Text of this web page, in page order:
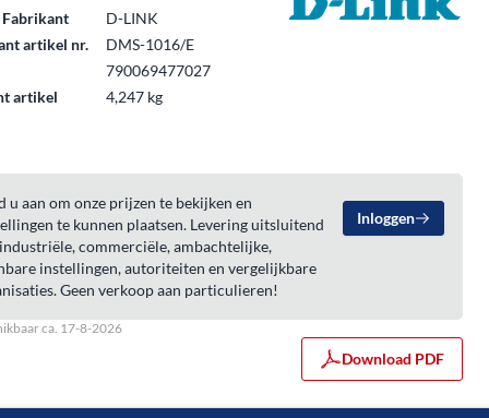
D-LINK
artikel nr.
DMS-1016/E
790069477027
artikel
4,247 kg
u aan om onze prijzen te bekijken en
te kunnen plaatsen. Levering uitsluitend
commerciële, ambachtelijke,
instellingen, autoriteiten en vergelijkbare
Geen verkoop aan particulieren!
Inloggen
ca. 17-8-2026
Download PDF